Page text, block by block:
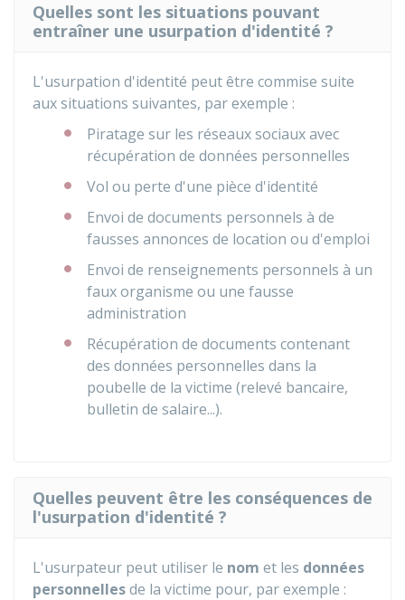
Quelles sont les situations pouvant
entraîner une usurpation d'identité ?
L'usurpation d'identité peut être commise suite
aux situations suivantes, par exemple :
Piratage sur les réseaux sociaux avec
récupération de données personnelles
Vol ou perte d'une pièce d'identité
Envoi de documents personnels à de
fausses annonces de location ou d'emploi
Envoi de renseignements personnels à un
faux organisme ou une fausse
administration
Récupération de documents contenant
des données personnelles dans la
poubelle de la victime (relevé bancaire,
bulletin de salaire...).
Quelles peuvent être les conséquences de
l'usurpation d'identité ?
L'usurpateur peut utiliser le nom et les données
personnellesde la victime pour, par exemple :